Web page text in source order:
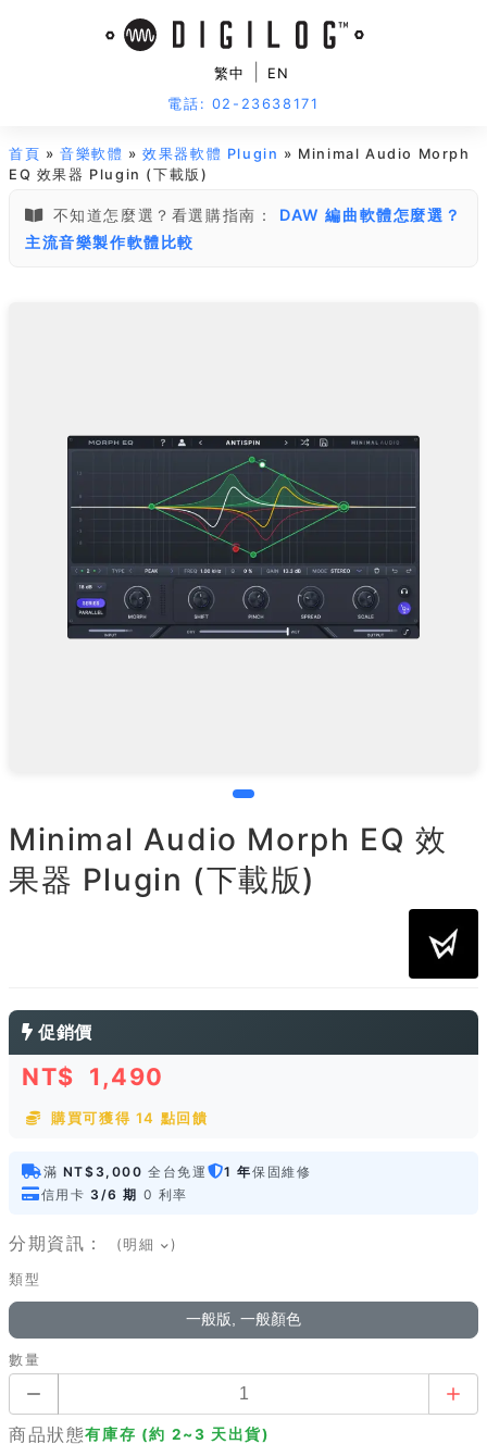
繁中
EN
電話: 02-23638171
首頁 »音樂軟體 »效果器軟體 Plugin » Minimal Audio Morph
EQ 效果器 Plugin (下載版)
不知道怎麼選？看選購指南：
DAW 編曲軟體怎麼選？
主流音樂製作軟體比較
Minimal Audio Morph EQ 效
果器 Plugin (下載版)
促銷價
NT$ 1,490
購買可獲得 14 點回饋
滿 NT$3,000 全台免運 1 年保固維修
信用卡 3/6 期 0 利率
分期資訊： (明細 )
類型
一般版, 一般顏色
數量
商品狀態有庫存 (約 2~3 天出貨)